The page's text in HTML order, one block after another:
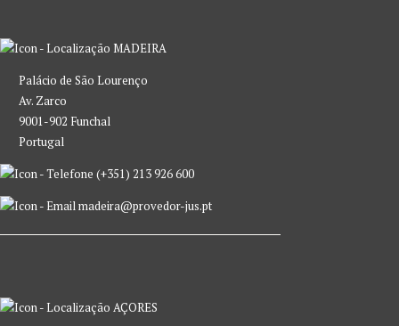
MADEIRA
Palácio de São Lourenço
Av. Zarco
9001-902 Funchal
Portugal
(+351) 213 926 600
madeira@provedor-jus.pt
AÇORES